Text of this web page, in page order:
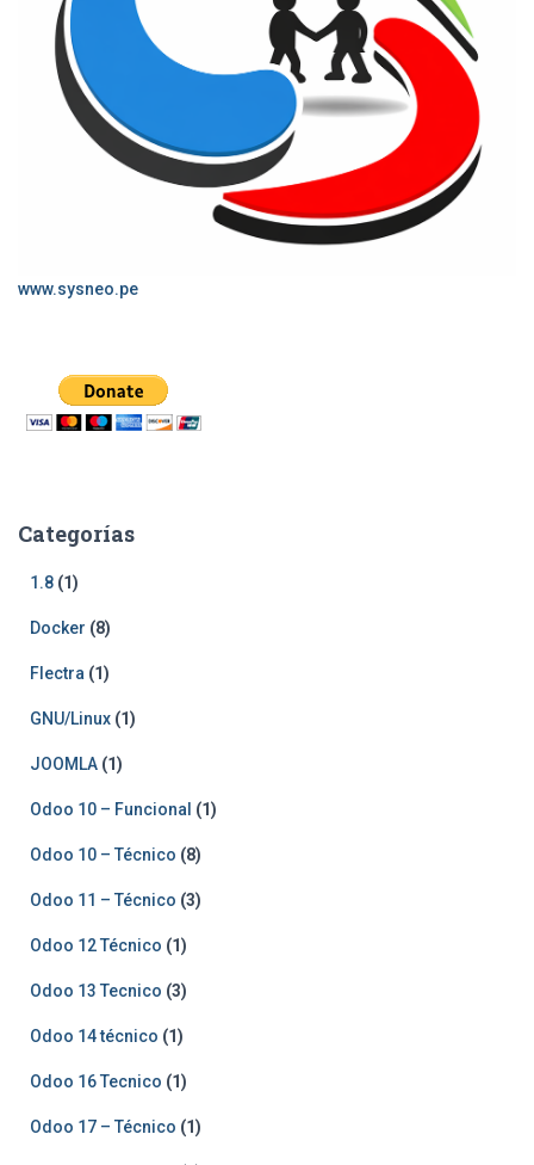
www.sysneo.pe
Categorías
1.8 (1)
Docker (8)
Flectra (1)
GNU/Linux (1)
JOOMLA (1)
Odoo 10 – Funcional (1)
Odoo 10 – Técnico (8)
Odoo 11 – Técnico (3)
Odoo 12 Técnico (1)
Odoo 13 Tecnico (3)
Odoo 14 técnico (1)
Odoo 16 Tecnico (1)
Odoo 17 – Técnico (1)